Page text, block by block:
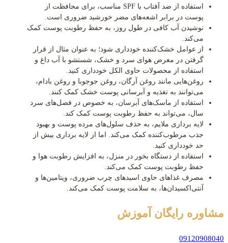
استفاده از ضد آفتاب با SPF مناسب، برای محافظت از
پوست در برابر اشعه‌های مضر خورشید ضروری است.
نوشیدن آب کافی در طول روز، به حفظ رطوبت پوست کمک
می‌کند.
از عوامل خشک‌کننده خودداری شود؛ به عنوان مثال از قرار
گرفتن در معرض هوای سرد و خشک، شستشو با آب داغ و
استفاده از محصولات حاوی الکل خودداری کنید.
روغن‌هایی مانند روغن آرگان، روغن جوجوبا و روغن بادام،
می‌توانند به تغذیه و آبرسانی پوست خشک کمک کنند.
استفاده از ماسک‌های آبرسان، به خصوص در فصل‌های سرد
سال، می‌تواند به حفظ رطوبت پوست کمک کند.
لایه برداری ملایم، به حذف سلول‌های مرده پوست و بهبود
جذب مرطوب‌کننده کمک می‌کند. اما از لایه برداری بیش از
حد خودداری کنید.
استفاده از دستگاه بخور در منزل، به افزایش رطوبت هوا و
حفظ رطوبت پوست کمک می‌کند.
مصرف غذاهای حاوی اسیدهای چرب ضروری، ویتامین‌ها و
آنتی‌اکسیدان‌ها، به سلامت پوست کمک می‌کند.
مشاوره رایگان آموزش
09120908040